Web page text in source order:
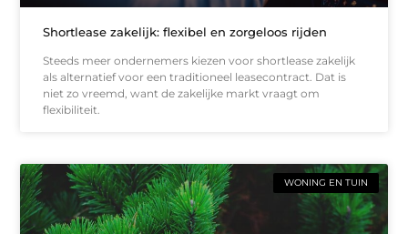
Shortlease zakelijk: flexibel en zorgeloos rijden
Steeds meer ondernemers kiezen voor shortlease zakelijk
als alternatief voor een traditioneel leasecontract. Dat is
niet zo vreemd, want de zakelijke markt vraagt om
flexibiliteit.
WONING EN TUIN